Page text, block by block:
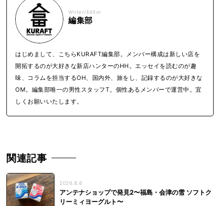
Writer/Editor
編集部
はじめまして、こちらKURAFT編集部。メンバー構成は新しい店を
開拓するのが大好きな新店ハンターのHH。エッセイを読むのが趣
味、コラムを担当するOH、国内外、旅をし、記録するのが大好きな
OM。編集部唯一の男性スタッフT。個性あるメンバーで運営中。宜
しくお願いいたします。
関連記事
2026.8.6
アンテナショップで発見2〜福島・会津の雪 ソフトク
リーミィヨーグルト〜